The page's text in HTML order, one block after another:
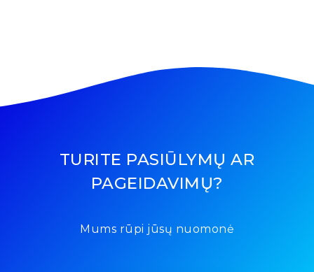
TURITE PASIŪLYMŲ AR
PAGEIDAVIMŲ?
Mums rūpi jūsų nuomonė